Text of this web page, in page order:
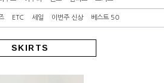
ETC 세일 이번주 신상 베스트 50
SKIRTS